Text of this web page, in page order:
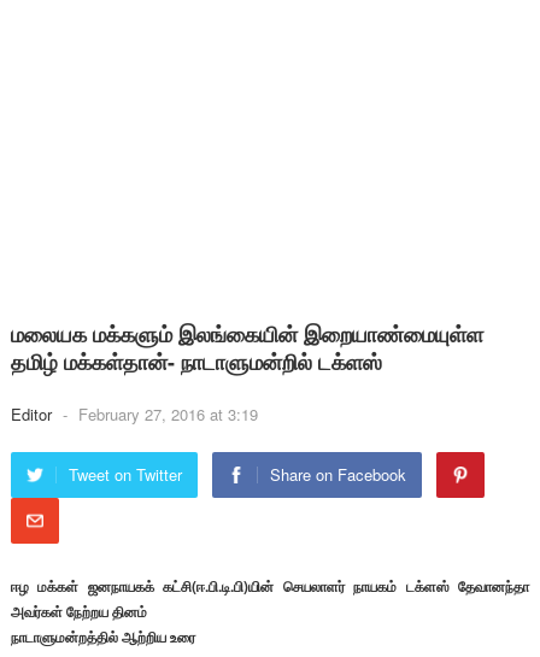
மலையக மக்களும் இலங்கையின் இறையாண்மையுள்ள
தமிழ் மக்கள்தான்- நாடாளுமன்றில் டக்ளஸ்
Editor - February 27, 2016 at 3:19
Tweet on Twitter Share on Facebook
ஈழ மக்கள் ஜனநாயகக் கட்சி(ஈ.பி.டி.பி)யின் செயலாளர் நாயகம் டக்ளஸ் தேவானந்தா
அவர்கள் நேற்றய தினம்
நாடாளுமன்றத்தில் ஆற்றிய உரை